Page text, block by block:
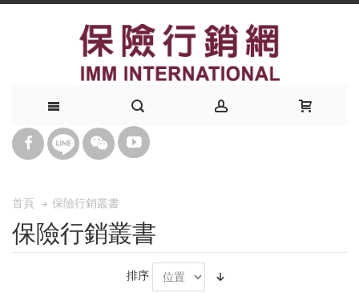
首頁 保險行銷叢書
保險行銷叢書
排序